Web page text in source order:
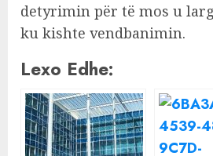
detyrimin për të mos u
ku kishte vendbanimin.
Lexo Edhe: